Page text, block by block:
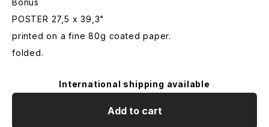
Bonus
POSTER 27,5 x 39,3"
printed on a fine 80g coated paper.
folded.
International shipping available
Add to cart